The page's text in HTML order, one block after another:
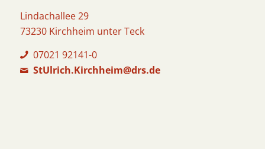
Lindachallee 29
73230 Kirchheim unter Teck
07021 92141-0
StUlrich.Kirchheim@drs.de